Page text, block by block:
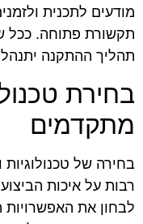
מודעים לתכנית
תקשורת פתוחה. ככל
תהליך ההתקנה
בחירת
מתקדמים
בחירה של
רבות על איכות
לבחון את האפשרויות